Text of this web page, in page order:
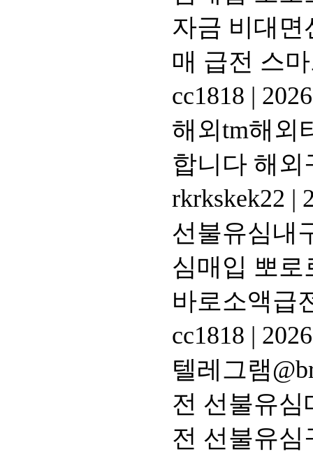
자금 비대
매 급전 스
cc1818 |
해외tm해외
합니다 해
rkrkskek22 |
선불유심내
심매입 뽀
바로소액급
cc1818 |
텔레그램
전 선불유
전 선불유심